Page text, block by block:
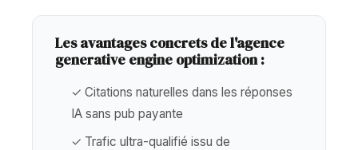
Les avantages concrets de l'agence
generative engine optimization :
✓ Citations naturelles dans les réponses
IA sans pub payante
✓ Trafic ultra-qualifié issu de